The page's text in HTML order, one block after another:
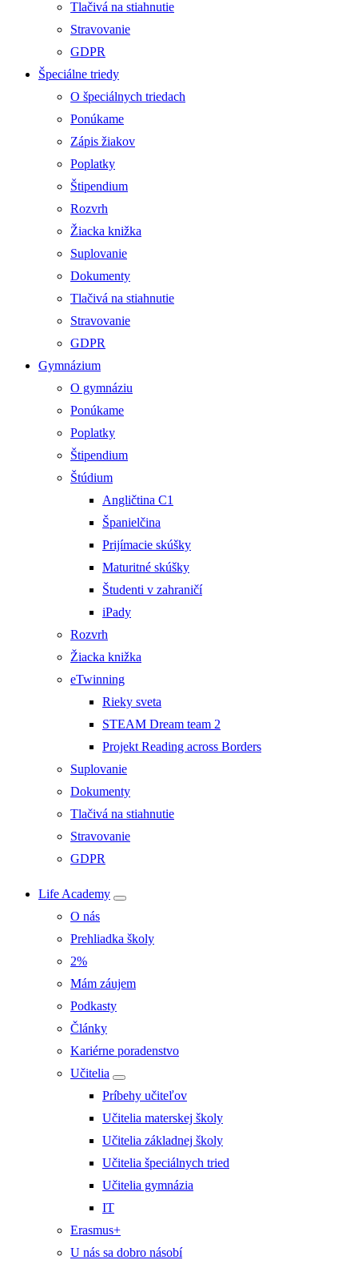
Tlačivá na stiahnutie
Stravovanie
GDPR
Špeciálne triedy
O špeciálnych triedach
Ponúkame
Zápis žiakov
Poplatky
Štipendium
Rozvrh
Žiacka knižka
Suplovanie
Dokumenty
Tlačivá na stiahnutie
Stravovanie
GDPR
Gymnázium
O gymnáziu
Ponúkame
Poplatky
Štipendium
Štúdium
Angličtina C1
Španielčina
Prijímacie skúšky
Maturitné skúšky
Študenti v zahraničí
iPady
Rozvrh
Žiacka knižka
eTwinning
Rieky sveta
STEAM Dream team 2
Projekt Reading across Borders
Suplovanie
Dokumenty
Tlačivá na stiahnutie
Stravovanie
GDPR
Life Academy
O nás
Prehliadka školy
2%
Mám záujem
Podkasty
Články
Kariérne poradenstvo
Učitelia
Príbehy učiteľov
Učitelia materskej školy
Učitelia základnej školy
Učitelia špeciálnych tried
Učitelia gymnázia
IT
Erasmus+
U nás sa dobro násobí